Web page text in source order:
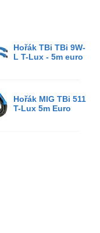
Hořák TBi TBi 9W-
L T-Lux - 5m euro
Hořák MIG TBi 511
T-Lux 5m Euro